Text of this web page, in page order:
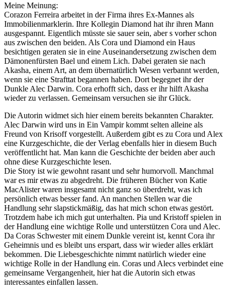
Meine Meinung:
Corazon Ferreira arbeitet in der Firma ihres Ex-Mannes als
Immobilienmarklerin. Ihre Kollegin Diamond hat ihr ihren Mann
ausgespannt. Eigentlich müsste sie sauer sein, aber s vorher schon
aus zwischen den beiden. Als Cora und Diamond ein Haus
besichtigen geraten sie in eine Auseinandersetzung zwischen dem
Dämonenfürsten Bael und einem Lich. Dabei geraten sie nach
Akasha, einem Art, an dem übernatürlich Wesen verbannt werden,
wenn sie eine Strafttat begannen haben. Dort begegnet ihr der
Dunkle Alec Darwin. Cora erhofft sich, dass er ihr hilft Akasha
wieder zu verlassen. Gemeinsam versuchen sie ihr Glück.
Die Autorin widmet sich hier einem bereits bekannten Charakter.
Alec Darwin wird uns in Ein Vampir kommt selten alleine als
Freund von Krisoff vorgestellt. Außerdem gibt es zu Cora und Alex
eine Kurzgeschichte, die der Verlag ebenfalls hier in diesem Buch
veröffentlicht hat. Man kann die Geschichte der beiden aber auch
ohne diese Kurzgeschichte lesen.
Die Story ist wie gewohnt rasant und sehr humorvoll. Manchmal
war es mir etwas zu abgedreht. Die früheren Bücher von Katie
MacAlister waren insgesamt nicht ganz so überdreht, was ich
persönlich etwas besser fand. An manchen Stellen war die
Handlung sehr slapstickmäßig, das hat mich schon etwas gestört.
Trotzdem habe ich mich gut unterhalten. Pia und Kristoff spielen in
der Handlung eine wichtige Rolle und unterstützen Cora und Alec.
Da Coras Schwester mit einem Dunkle vereint ist, kennt Cora ihr
Geheimnis und es bleibt uns erspart, dass wir wieder alles erklärt
bekommen. Die Liebesgeschichte nimmt natürlich wieder eine
wichtige Rolle in der Handlung ein. Coras und Alecs verbindet eine
gemeinsame Vergangenheit, hier hat die Autorin sich etwas
interessantes einfallen lassen.